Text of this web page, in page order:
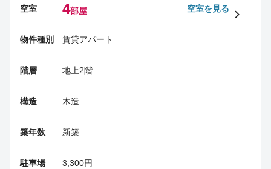
空室 4部屋 空室を見る
物件種別 賃貸アパート
階層 地上2階
構造 木造
築年数 新築
駐車場 3,300円